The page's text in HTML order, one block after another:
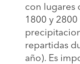
con lugares
1800 y
repartidas
año). Es